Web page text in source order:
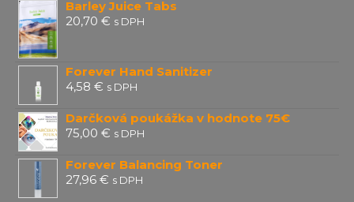
Barley Juice Tabs
20,70€ s DPH
Forever Hand Sanitizer
4,58€ s DPH
Darčková poukážka v hodnote 75€
75,00€ s DPH
Forever Balancing Toner
27,96€ s DPH